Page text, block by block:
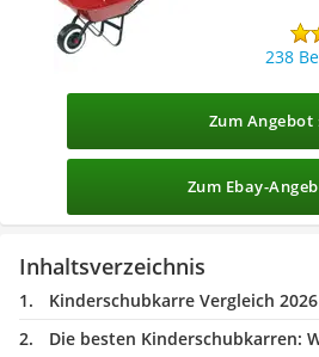
238
Zum Angebot
Zum Ebay-
Inhaltsverzeichnis
Kinderschubkarre Vergleich 2026
Die besten Kinderschubkarren: